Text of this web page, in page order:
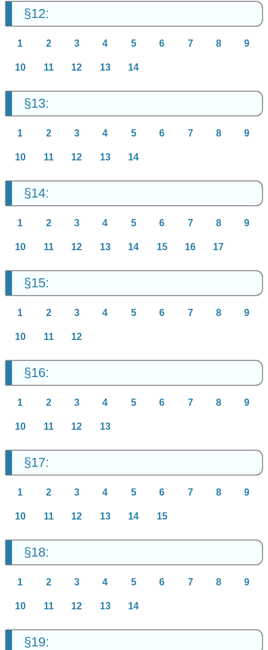
§12:
1 2 3 4 5 6 7 8 9
10 11 12 13 14
§13:
1 2 3 4 5 6 7 8 9
10 11 12 13 14
§14:
1 2 3 4 5 6 7 8 9
10 11 12 13 14 15 16 17
§15:
1 2 3 4 5 6 7 8 9
10 11 12
§16:
1 2 3 4 5 6 7 8 9
10 11 12 13
§17:
1 2 3 4 5 6 7 8 9
10 11 12 13 14 15
§18:
1 2 3 4 5 6 7 8 9
10 11 12 13 14
§19: